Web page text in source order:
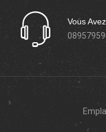
Vous